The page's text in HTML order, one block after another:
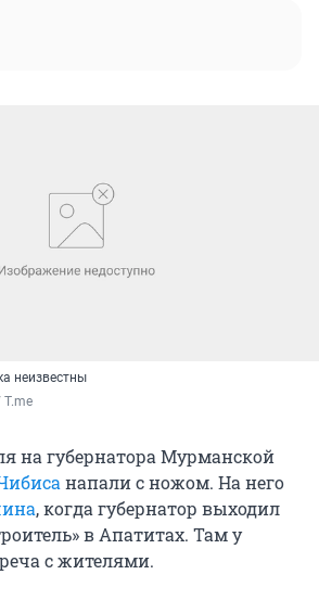
неизвестны
на губернатора Мурманской
напали с ножом. На него
, когда губернатор выходил
в Апатитах. Там у
с жителями.